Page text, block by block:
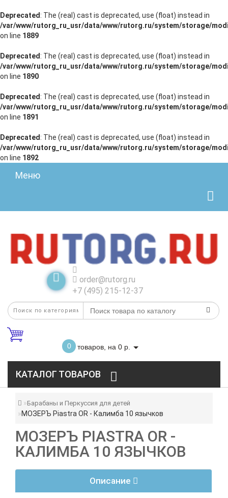
Deprecated : The (real) cast is deprecated, use (float) instead in
/var/www/rutorg_ru_usr/data/www/rutorg.ru/system/storage/
on line 1889
Deprecated : The (real) cast is deprecated, use (float) instead in
/var/www/rutorg_ru_usr/data/www/rutorg.ru/system/storage/
on line 1890
Deprecated : The (real) cast is deprecated, use (float) instead in
/var/www/rutorg_ru_usr/data/www/rutorg.ru/system/storage/
on line 1891
Deprecated : The (real) cast is deprecated, use (float) instead in
/var/www/rutorg_ru_usr/data/www/rutorg.ru/system/storage/
on line 1892
Меню
order@rutorg.ru
+7 (495) 215-12-37
0 товаров, на 0 р.
КАТАЛОГ ТОВАРОВ
Барабаны и Перкуссия для детей
МОЗЕРЪ Piastra OR - Калимба 10 язычков
МОЗЕРЪ PIASTRA OR -
КАЛИМБА 10 ЯЗЫЧКОВ
Описание